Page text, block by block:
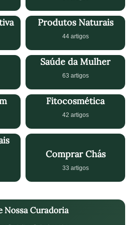
Produtos Naturais
44 artigos
Saúde da Mulher
63 artigos
Fitocosmética
42 artigos
Comprar Chás
33 artigos
Nossa Curadoria